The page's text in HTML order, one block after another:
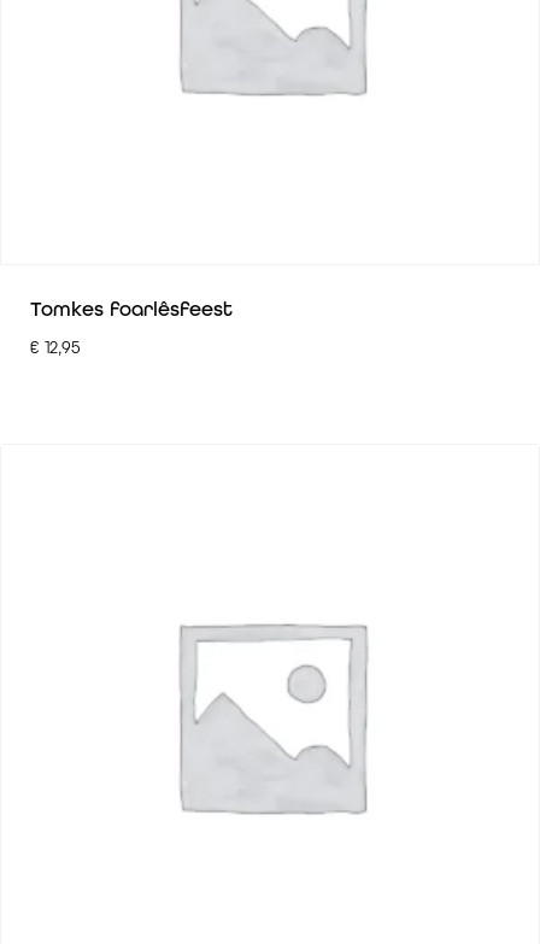
Tomkes foarlêsfeest
€ 12,95